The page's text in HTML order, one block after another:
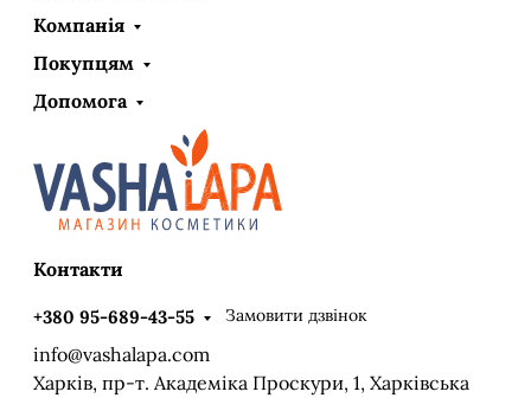
Компанія
Покупцям
Допомога
Контакти
+380 95-689-43-55 Замовити дзвінок
info@vashalapa.com
Харків, пр-т. Академіка Проскури, 1, Харківська